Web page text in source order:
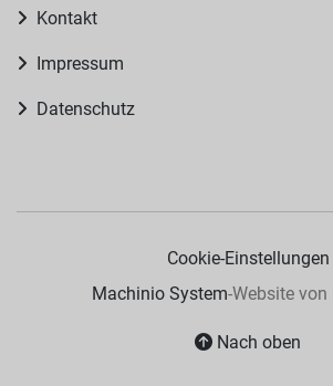
Kontakt
Impressum
Datenschutz
Cookie-Einstellungen
Machinio System-Website von
Nach oben